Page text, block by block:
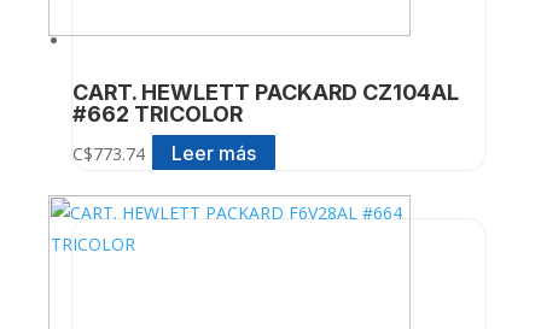
CART. HEWLETT PACKARD CZ104AL
#662 TRICOLOR
C$773.74 Leer más